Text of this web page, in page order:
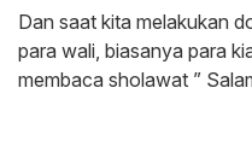
Dan saat kita melakukan
para wali, biasanya para
membaca sholawat ”